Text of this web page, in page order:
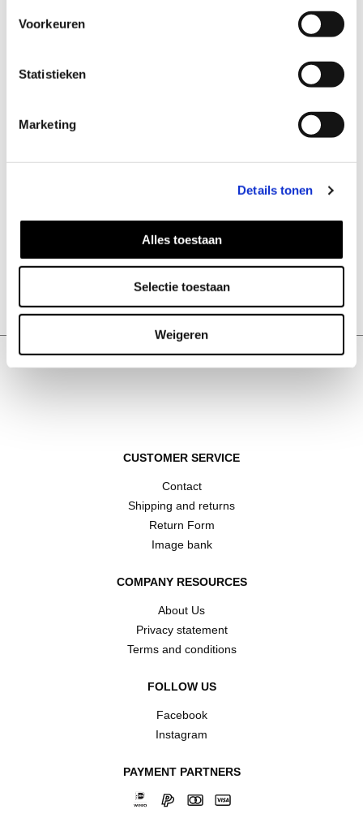
Voorkeuren
Statistieken
Marketing
Details tonen
Alles toestaan
Selectie toestaan
Weigeren
Horizon earrings
32EUR
CUSTOMER SERVICE
Contact
Shipping and returns
Return Form
Image bank
COMPANY RESOURCES
About Us
Privacy statement
Terms and conditions
FOLLOW US
Facebook
Instagram
PAYMENT PARTNERS